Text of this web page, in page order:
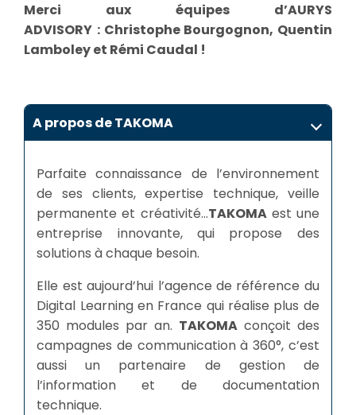
Merci aux équipes d’AURYS
ADVISORY : Christophe Bourgognon, Quentin
Lamboley et Rémi Caudal !
A propos de TAKOMA
Parfaite connaissance de l’environnement
de ses clients, expertise technique, veille
permanente et créativité…TAKOMAest une
entreprise innovante, qui propose des
solutions à chaque besoin.
Elle est aujourd’hui l’agence de référence du
Digital Learning en France qui réalise plus de
350 modules par an. TAKOMAconçoit des
campagnes de communication à 360°, c’est
aussi un partenaire de gestion de
l’information et de documentation
technique.